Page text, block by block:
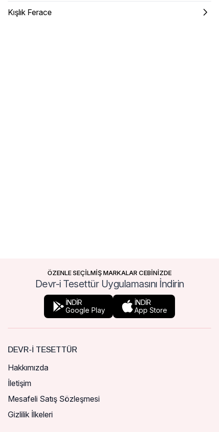
Kışlık Ferace
ÖZENLE SEÇİLMİŞ MARKALAR CEBİNİZDE
Devr-i Tesettür Uygulamasını İndirin
İNDİR
Google Play
İNDİR
App Store
DEVR-I TESETTÜR
Hakkımızda
İletişim
Mesafeli Satış Sözleşmesi
Gizlilik İlkeleri